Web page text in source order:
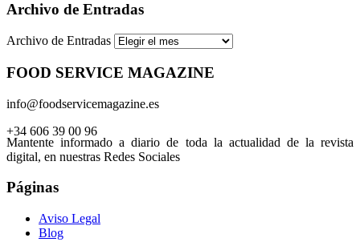
Archivo de Entradas
Archivo de Entradas
FOOD SERVICE MAGAZINE
info@foodservicemagazine.es
+34 606 39 00 96
Mantente informado a diario de toda la actualidad de la revista
digital, en nuestras Redes Sociales
Páginas
Aviso Legal
Blog